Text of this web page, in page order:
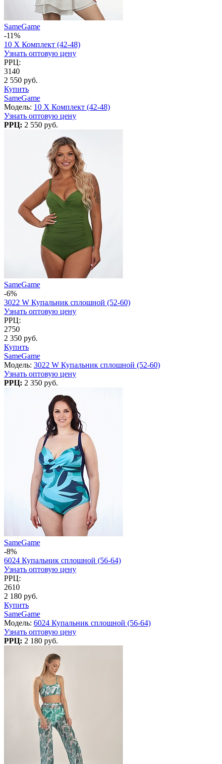
SameGame
-11%
10 X Комплект (42-48)
Узнать оптовую цену
РРЦ:
3140
2 550 руб.
Купить
SameGame
Модель: 10 X Комплект (42-48)
Узнать оптовую цену
РРЦ: 2 550 руб.
SameGame
-6%
3022 W Купальник сплошной (52-60)
Узнать оптовую цену
РРЦ:
2750
2 350 руб.
Купить
SameGame
Модель: 3022 W Купальник сплошной (52-60)
Узнать оптовую цену
РРЦ: 2 350 руб.
SameGame
-8%
6024 Купальник сплошной (56-64)
Узнать оптовую цену
РРЦ:
2610
2 180 руб.
Купить
SameGame
Модель: 6024 Купальник сплошной (56-64)
Узнать оптовую цену
РРЦ: 2 180 руб.